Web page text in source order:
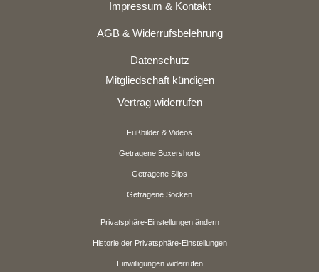
Impressum & Kontakt
AGB & Widerrufsbelehrung
Datenschutz
Mitgliedschaft kündigen
Vertrag widerrufen
Fußbilder & Videos
Getragene Boxershorts
Getragene Slips
Getragene Socken
Privatsphäre-Einstellungen ändern
Historie der Privatsphäre-Einstellungen
Einwilligungen widerrufen